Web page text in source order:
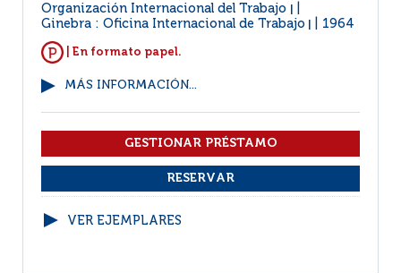
Organización Internacional del Trabajo
Ginebra : Oficina Internacional de Trabajo 1964
| En formato papel.
MÁS INFORMACIÓN...
VER EJEMPLARES